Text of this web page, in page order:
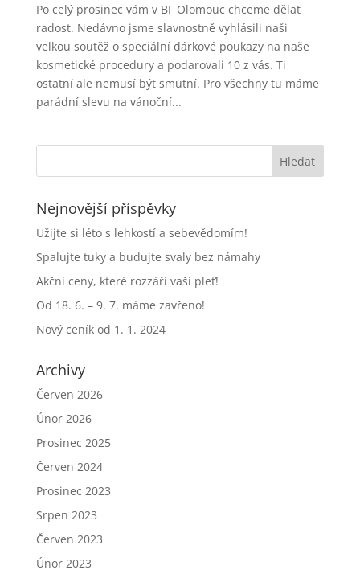
Po celý prosinec vám v BF Olomouc chceme dělat
radost. Nedávno jsme slavnostně vyhlásili naši
velkou soutěž o speciální dárkové poukazy na naše
kosmetické procedury a podarovali 10 z vás. Ti
ostatní ale nemusí být smutní. Pro všechny tu máme
parádní slevu na vánoční...
Nejnovější příspěvky
Užijte si léto s lehkostí a sebevědomím!
Spalujte tuky a budujte svaly bez námahy
Akční ceny, které rozzáří vaši pleť!
Od 18. 6. – 9. 7. máme zavřeno!
Nový ceník od 1. 1. 2024
Archivy
Červen 2026
Únor 2026
Prosinec 2025
Červen 2024
Prosinec 2023
Srpen 2023
Červen 2023
Únor 2023